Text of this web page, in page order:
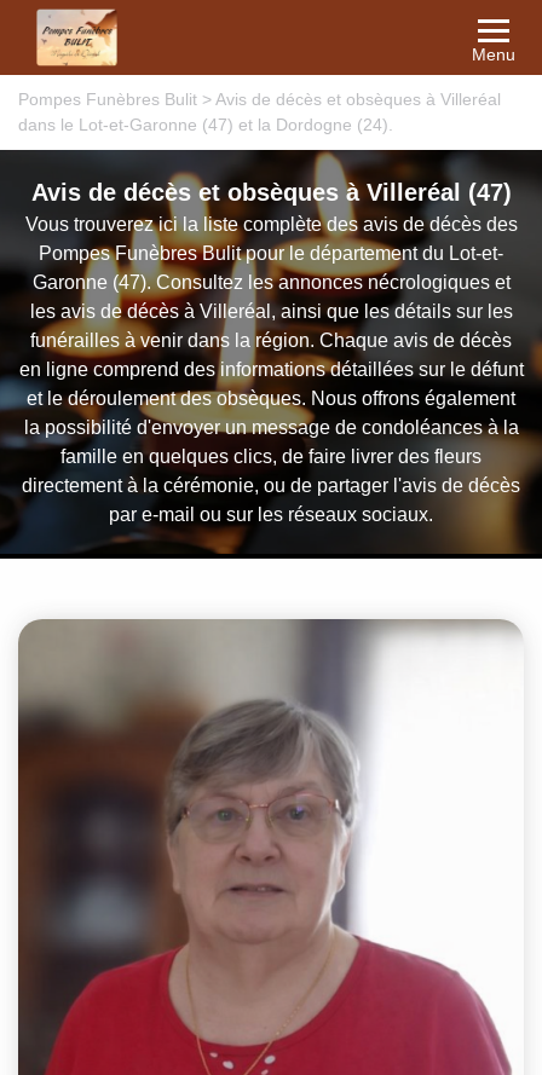
Menu
Pompes Funèbres Bulit >Avis de décès et obsèques à Villeréal
dans le Lot-et-Garonne (47) et la Dordogne (24).
Avis de décès et obsèques à Villeréal (47)
Vous trouverez ici la liste complète des avis de décès des
Pompes Funèbres Bulit pour le département du Lot-et-
Garonne (47). Consultez les annonces nécrologiques et
les avis de décès à Villeréal, ainsi que les détails sur les
funérailles à venir dans la région. Chaque avis de décès
en ligne comprend des informations détaillées sur le défunt
et le déroulement des obsèques. Nous offrons également
la possibilité d'envoyer un message de condoléances à la
famille en quelques clics, de faire livrer des fleurs
directement à la cérémonie, ou de partager l'avis de décès
par e-mail ou sur les réseaux sociaux.